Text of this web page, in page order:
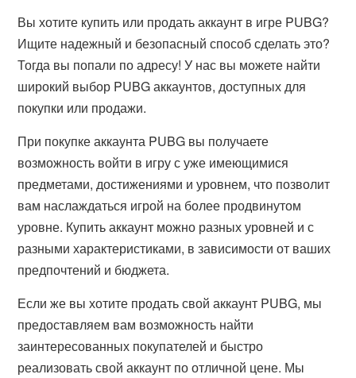
Вы хотите купить или продать аккаунт в игре PUBG?
Ищите надежный и безопасный способ сделать это?
Тогда вы попали по адресу! У нас вы можете найти
широкий выбор PUBG аккаунтов, доступных для
покупки или продажи.
При покупке аккаунта PUBG вы получаете
возможность войти в игру с уже имеющимися
предметами, достижениями и уровнем, что позволит
вам наслаждаться игрой на более продвинутом
уровне. Купить аккаунт можно разных уровней и с
разными характеристиками, в зависимости от ваших
предпочтений и бюджета.
Если же вы хотите продать свой аккаунт PUBG, мы
предоставляем вам возможность найти
заинтересованных покупателей и быстро
реализовать свой аккаунт по отличной цене. Мы